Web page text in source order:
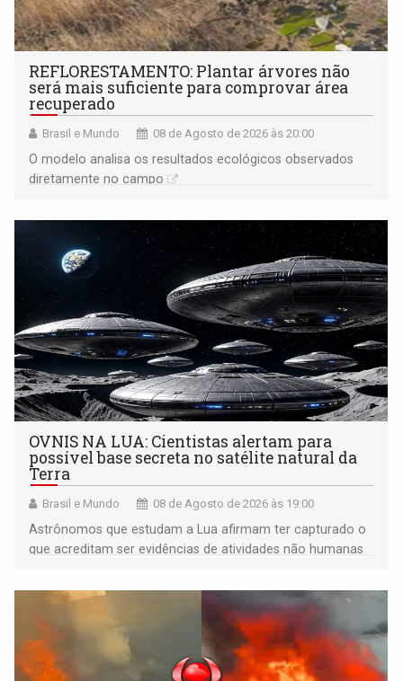
REFLORESTAMENTO: Plantar árvores não
será mais suficiente para comprovar área
recuperado
Brasil e Mundo 08 de Agosto de 2026 às 20:00
O modelo analisa os resultados ecológicos observados
diretamente no campo
OVNIS NA LUA: Cientistas alertam para
possível base secreta no satélite natural da
Terra
Brasil e Mundo 08 de Agosto de 2026 às 19:00
Astrônomos que estudam a Lua afirmam ter capturado o
que acreditam ser evidências de atividades não humanas
órbita